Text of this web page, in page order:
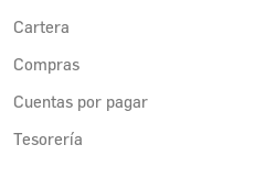
Cartera
Compras
Cuentas por pagar
Tesorería